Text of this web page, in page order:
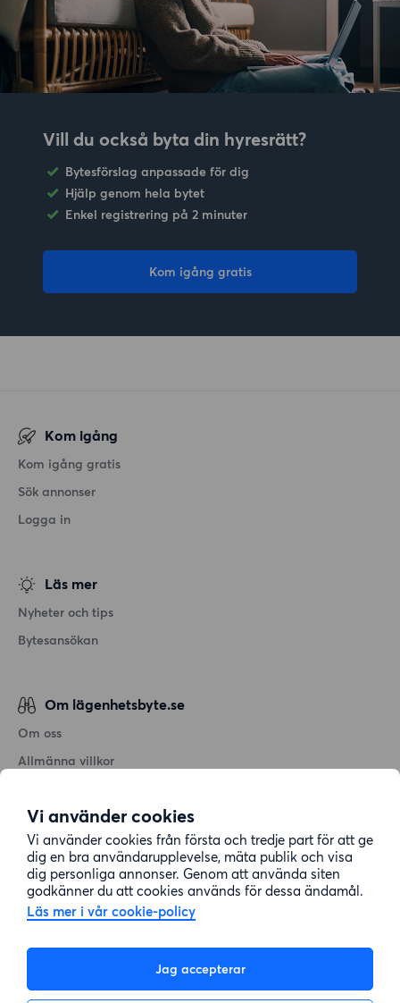
Vi använder cookies
Vi använder cookies från första och tredje part för att ge
dig en bra användarupplevelse, mäta publik och visa
dig personliga annonser. Genom att använda siten
godkänner du att cookies används för dessa ändamål.
Läs mer i vår cookie-policy
Jag accepterar
Vill du också byta din hyresrätt?
Bytesförslag anpassade för dig
Hjälp genom hela bytet
Enkel registrering på 2 minuter
Kom igång gratis
Kom igång
Kom igång gratis
Sök annonser
Logga in
Läs mer
Nyheter och tips
Bytesansökan
Om lägenhetsbyte.se
Om oss
Allmänna villkor
Cookiepolicy
Sitemap
Kundtjänst